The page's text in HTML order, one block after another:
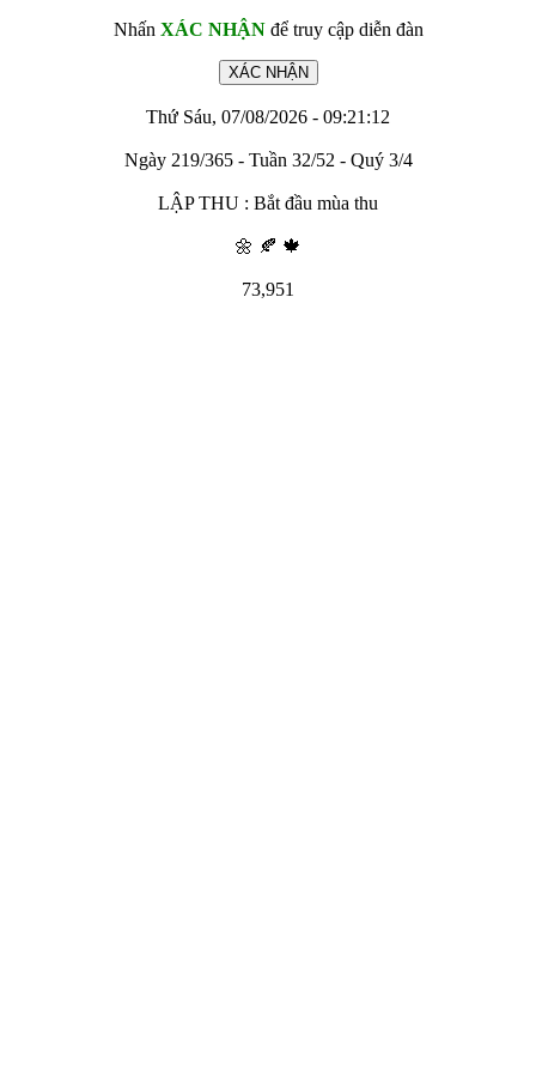
Nhấn XÁC NHẬNđể truy cập diễn đàn
Thứ Sáu, 07/08/2026 - 09:21:12
Ngày 219/365 - Tuần 32/52 - Quý 3/4
LẬP THU : Bắt đầu mùa thu
🌼 🍂 🍁
73,951